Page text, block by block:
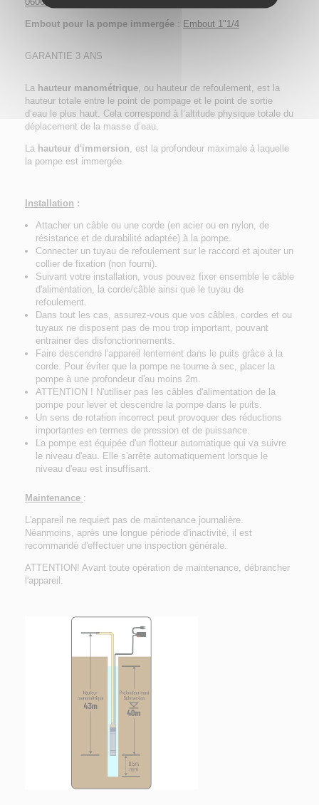
Embout pour la pompe immergée : Embout 1"1/4
GARANTIE 3 ANS
La hauteur manométrique, ou hauteur de refoulement, est la
hauteur totale entre le point de pompage et le point de sortie
d’eau le plus haut. Cela correspond à l’altitude physique totale du
déplacement de la masse d’eau.
La hauteur d'immersion, est la profondeur maximale à laquelle
la pompe est immergée.
Installation :
Attacher un câble ou une corde (en acier ou en nylon, de
résistance et de durabilité adaptée) à la pompe.
Connecter un tuyau de refoulement sur le raccord et ajouter un
collier de fixation (non fourni).
Suivant votre installation, vous pouvez fixer ensemble le câble
d'alimentation, la corde/câble ainsi que le tuyau de
refoulement.
Dans tout les cas, assurez-vous que vos câbles, cordes et ou
tuyaux ne disposent pas de mou trop important, pouvant
entrainer des disfonctionnements.
Faire descendre l'appareil lentement dans le puits grâce à la
corde. Pour éviter que la pompe ne tourne à sec, placer la
pompe à une profondeur d'au moins 2m.
ATTENTION ! N'utiliser pas les câbles d'alimentation de la
pompe pour lever et descendre la pompe dans le puits.
Un sens de rotation incorrect peut provoquer des réductions
importantes en termes de pression et de puissance.
La pompe est équipée d'un flotteur automatique qui va suivre
le niveau d'eau. Elle s'arrête automatiquement lorsque le
niveau d'eau est insuffisant.
Maintenance :
L'appareil ne requiert pas de maintenance journalière.
Néanmoins, après une longue période d'inactivité, il est
recommandé d'effectuer une inspection générale.
ATTENTION! Avant toute opération de maintenance, débrancher
l'appareil.